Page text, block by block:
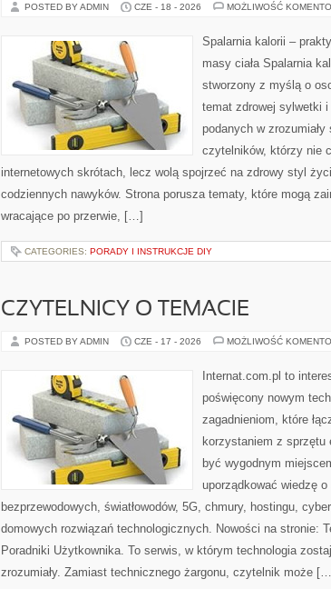
POSTED BY ADMIN CZE - 18 - 2026 MOŻLIWOŚĆ
Spalarnia kalorii –
masy ciała Spalarnia
stworzony z myślą o
temat zdrowej sylwetki
podanych w
czytelników, którzy nie
internetowych skrótach, lecz wolą spojrzeć na zdrowy styl
codziennych nawyków. Strona porusza tematy, które mogą
wracające po przerwie, […]
CATEGORIES: PORADY I INSTRUKCJE DIY
CZYTELNICY O TEMACIE
POSTED BY ADMIN CZE - 17 - 2026 MOŻLIWOŚĆ
Internat.com.pl to
poświęcony nowym
zagadnieniom, które
korzystaniem z sprzętu
być wygodnym
uporządkować wiedzę
bezprzewodowych, światłowodów, 5G, chmury, hostingu,
domowych rozwiązań technologicznych. Nowości na stronie:
Poradniki Użytkownika. To serwis, w którym technologia
zrozumiały. Zamiast technicznego żargonu, czytelnik może